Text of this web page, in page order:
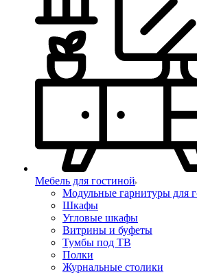
Мебель для гостиной
Модульные гарнитуры для
Шкафы
Угловые шкафы
Витрины и буфеты
Тумбы под ТВ
Полки
Журнальные столики